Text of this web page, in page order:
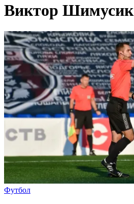
Виктор Шимусик
Футбол